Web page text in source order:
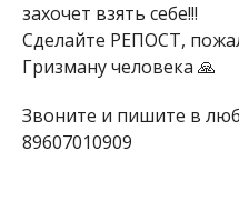
захочет взять себе!!!
Сделайте РЕПОСТ,
Гризману человека 🙏
Звоните и пишите в
89607010909